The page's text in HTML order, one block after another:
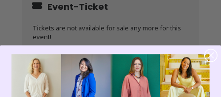
Event-Ticket
Tickets are not available for sale any more for this
event!